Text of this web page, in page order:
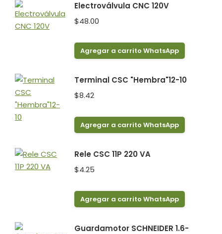
Electroválvula CNC 120V
$48.00
Agregar a carrito WhatsApp
Terminal CSC "Hembra"12-10
$8.42
Agregar a carrito WhatsApp
Rele CSC 11P 220 VA
$4.25
Agregar a carrito WhatsApp
Guardamotor SCHNEIDER 1.6-